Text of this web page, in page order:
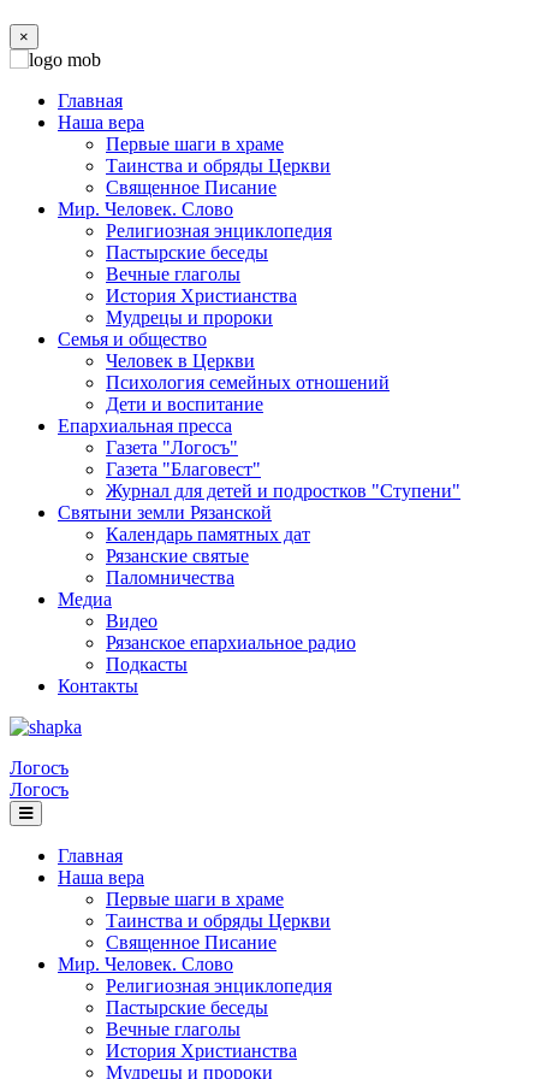
×
Главная
Наша вера
Первые шаги в храме
Таинства и обряды Церкви
Священное Писание
Мир. Человек. Слово
Религиозная энциклопедия
Пастырские беседы
Вечные глаголы
История Христианства
Мудрецы и пророки
Семья и общество
Человек в Церкви
Психология семейных отношений
Дети и воспитание
Епархиальная пресса
Газета "Логосъ"
Газета "Благовест"
Журнал для детей и подростков "Ступени"
Святыни земли Рязанской
Календарь памятных дат
Рязанские святые
Паломничества
Медиа
Видео
Рязанское епархиальное радио
Подкасты
Контакты
Логосъ
Логосъ
Главная
Наша вера
Первые шаги в храме
Таинства и обряды Церкви
Священное Писание
Мир. Человек. Слово
Религиозная энциклопедия
Пастырские беседы
Вечные глаголы
История Христианства
Мудрецы и пророки